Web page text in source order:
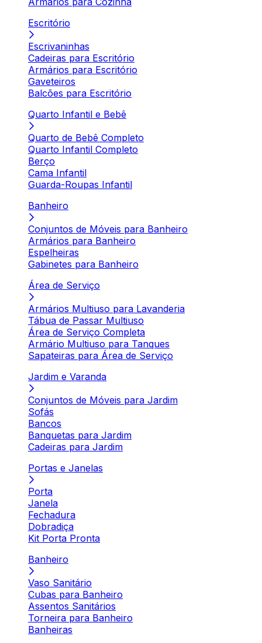
Escritório
Escrivaninhas
Cadeiras para Escritório
Armários para Escritório
Gaveteiros
Balcões para Escritório
Quarto Infantil e Bebê
Quarto de Bebê Completo
Quarto Infantil Completo
Berço
Cama Infantil
Guarda-Roupas Infantil
Banheiro
Conjuntos de Móveis para Banheiro
Armários para Banheiro
Espelheiras
Gabinetes para Banheiro
Área de Serviço
Armários Multiuso para Lavanderia
Tábua de Passar Multiuso
Área de Serviço Completa
Armário Multiuso para Tanques
Sapateiras para Área de Serviço
Jardim e Varanda
Conjuntos de Móveis para Jardim
Sofás
Bancos
Banquetas para Jardim
Cadeiras para Jardim
Portas e Janelas
Porta
Janela
Fechadura
Dobradiça
Kit Porta Pronta
Banheiro
Vaso Sanitário
Cubas para Banheiro
Assentos Sanitários
Torneira para Banheiro
Banheiras